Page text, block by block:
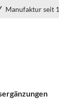
Manufaktur seit